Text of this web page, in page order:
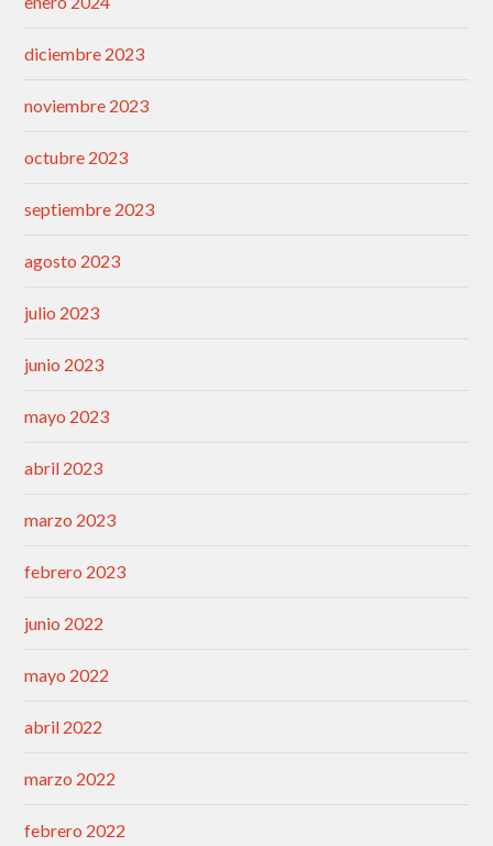
diciembre 2023
noviembre 2023
octubre 2023
septiembre 2023
agosto 2023
julio 2023
junio 2023
mayo 2023
abril 2023
marzo 2023
febrero 2023
junio 2022
mayo 2022
abril 2022
marzo 2022
febrero 2022